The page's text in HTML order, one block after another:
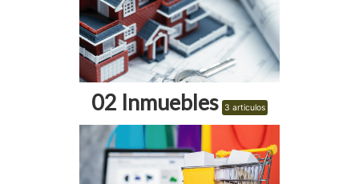
02 Inmuebles 3 articulos